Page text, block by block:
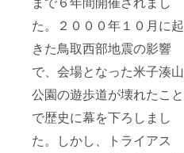
た。２０００年１０月に起
きた鳥取西部地震の影響
で、会場となった米子湊山
公園の遊歩道が壊れたこと
で歴史に幕を下ろしまし
た。しかし、トライアス